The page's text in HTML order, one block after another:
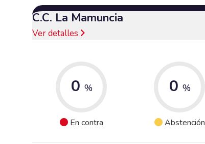
C.C. La Mamuncia
Ver detalles
0 %
En contra
0 %
Abstención